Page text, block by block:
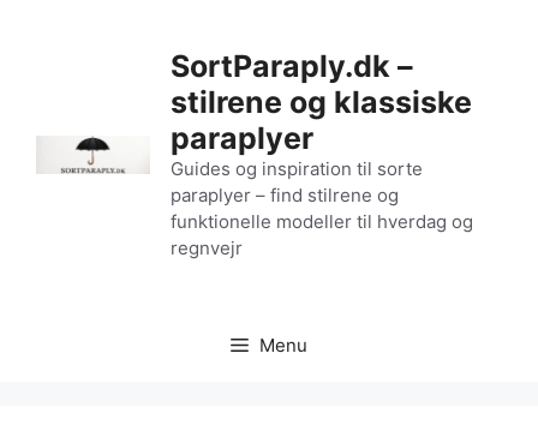
SortParaply.dk –
stilrene og klassiske
paraplyer
Guides og inspiration til sorte
paraplyer – find stilrene og
funktionelle modeller til hverdag og
regnvejr
Menu